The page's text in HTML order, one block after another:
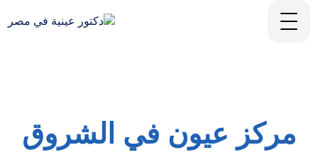
مركز عيون في الشروق